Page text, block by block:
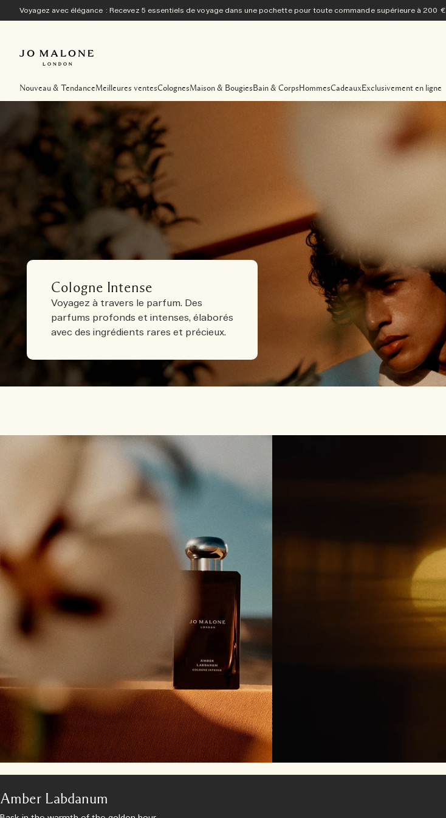
Voyagez avec élégance : Recevez 5 essentiels de voyage dans une pochette pour toute commande supérieure à 200 €
Nouveau & TendanceMeilleures ventesColognesMaison & BougiesBain & CorpsHommesCadeaux Exclusivement en ligne
Cologne Intense
Voyagez à travers le parfum. Des
parfums profonds et intenses, élaborés
avec des ingrédients rares et précieux.
Amber Labdanum